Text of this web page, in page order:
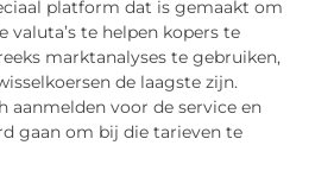
platform dat is gemaakt om
valuta’s te helpen kopers te
marktanalyses te gebruiken,
de laagste zijn.
aanmelden voor de service en
gaan om bij die tarieven te